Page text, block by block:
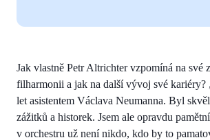
Jak vlastně Petr Altrichter vzpomíná na své
filharmonii a jak na další vývoj své
let asistentem Václava Neumanna. Byl
zážitků a historek. Jsem ale opravdu
v orchestru už není nikdo, kdo by to